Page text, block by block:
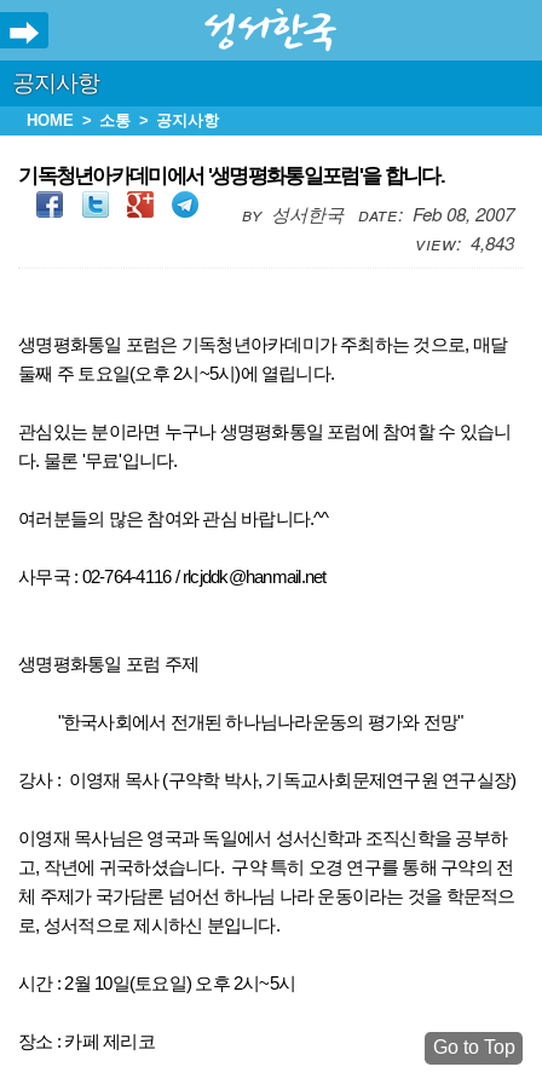
공지사항
HOME 소통 공지사항
기독청년아카데미에서 '생명평화통일포럼'을 합니다.
성서한국
Feb 08, 2007
4,843
생명평화통일 포럼은 기독청년아카데미가 주최하는 것으로, 매달
둘째 주 토요일(오후 2시~5시)에 열립니다.
관심있는 분이라면 누구나 생명평화통일 포럼에 참여할 수 있습니
다. 물론 '무료'입니다.
여러분들의 많은 참여와 관심 바랍니다.^^
사무국 : 02-764-4116 /rlcjddk@hanmail.net
생명평화통일 포럼 주제
"한국사회에서 전개된 하나님나라운동의 평가와 전망"
강사 : 이영재 목사 (구약학 박사, 기독교사회문제연구원 연구실장)
이영재 목사님은 영국과 독일에서 성서신학과 조직신학을 공부하
고, 작년에 귀국하셨습니다. 구약 특히 오경 연구를 통해 구약의 전
체 주제가 국가담론 넘어선 하나님 나라 운동이라는 것을 학문적으
로, 성서적으로 제시하신 분입니다.
시간 : 2월 10일(토요일) 오후 2시~5시
장소 : 카페 제리코 Go to Top